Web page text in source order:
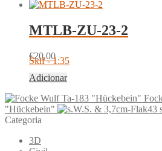
MTLB-ZU-23-2
€20.00
Skif - 1:35
Adicionar
"Hückebein"
Categoria
3D